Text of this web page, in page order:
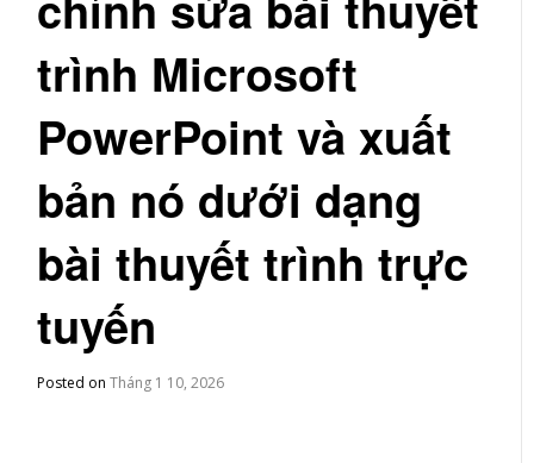
trình Microsoft
PowerPoint và xuất
bản nó dưới dạng
bài thuyết trình trực
tuyến
Posted onTháng 1 10, 2026